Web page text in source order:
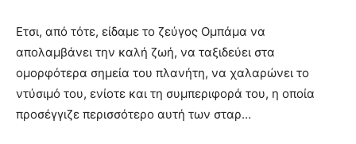
Ετσι, από τότε, είδαμε το ζεύγος Ομπάμα να
απολαμβάνει την καλή ζωή, να ταξιδεύει στα
ομορφότερα σημεία του πλανήτη, να χαλαρώνει το
ντύσιμό του, ενίοτε και τη συμπεριφορά του, η οποία
προσέγγιζε περισσότερο αυτή των σταρ…